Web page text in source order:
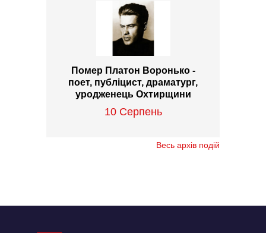
Помер Платон Воронько -
поет, публіцист, драматург,
уродженець Охтирщини
10 Серпень
Весь архів подій